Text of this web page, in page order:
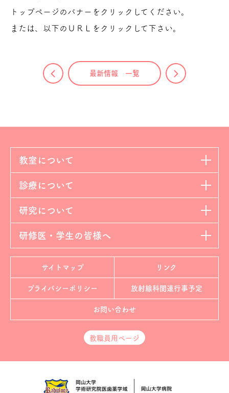
トップページのバナーをクリックしてください。
または、以下のＵＲＬをクリックして下さい。
最新情報 一覧
教室について
診療について
研究について
研修医・学生の皆様へ
サイトマップ リンク
プライバシーポリシー 放射線科関連行事予定
お問い合わせ
教職員用ページ